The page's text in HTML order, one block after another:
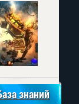
знаний